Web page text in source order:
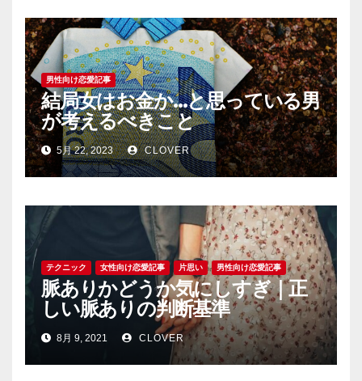
男性向け恋愛記事
結局女はお金か…と思っている男
が考えるべきこと
5月 22, 2023 CLOVER
テクニック 女性向け恋愛記事 片思い 男性向け恋愛記事
脈ありかどうか気にしすぎ｜正
しい脈ありの判断基準
8月 9, 2021 CLOVER